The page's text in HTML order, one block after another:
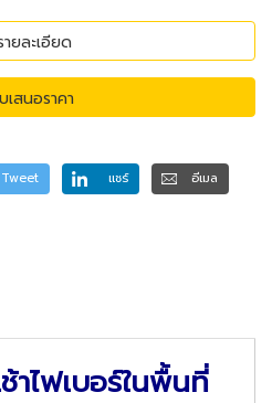
ยละเอียด
เสนอราคา
Tweet แชร์
อีเมล
ช้าไฟเบอร์ในพื้นที่